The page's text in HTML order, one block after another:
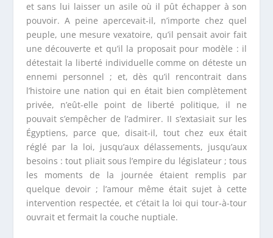
et sans lui laisser un asile où il pût échapper à son
pouvoir. A peine apercevait-il, n’importe chez quel
peuple, une mesure vexatoire, qu’il pensait avoir fait
une découverte et qu’il la proposait pour modèle : il
détestait la liberté individuelle comme on déteste un
ennemi personnel ; et, dès qu’il rencontrait dans
l’histoire une nation qui en était bien complètement
privée, n’eût-elle point de liberté politique, il ne
pouvait s’empêcher de l’admirer. II s’extasiait sur les
Égyptiens, parce que, disait-il, tout chez eux était
réglé par la loi, jusqu’aux délassements, jusqu’aux
besoins : tout pliait sous l’empire du législateur ; tous
les moments de la journée étaient remplis par
quelque devoir ; l’amour même était sujet à cette
intervention respectée, et c’était la loi qui tour-à-tour
ouvrait et fermait la couche nuptiale.